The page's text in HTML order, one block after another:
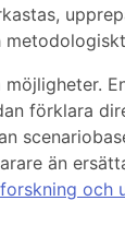
förklara
än
och